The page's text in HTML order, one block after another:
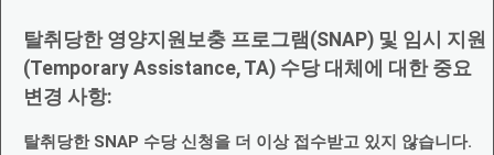
탈취당한 영양지원보충 프로그램(SNAP) 및 임시 지원
(Temporary Assistance, TA) 수당 대체에 대한 중요
변경 사항:
탈취당한 SNAP 수당 신청을 더 이상 접수받고 있지 않습니다.